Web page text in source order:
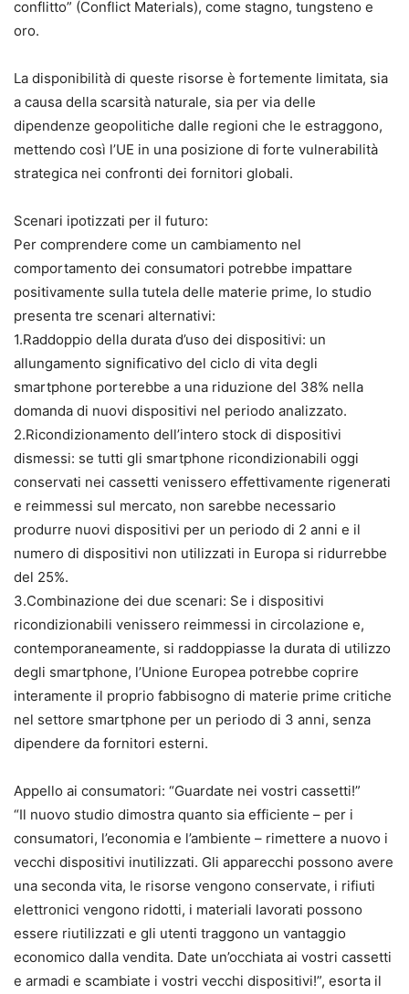
conflitto” (Conflict Materials), come stagno, tungsteno e
oro.
La disponibilità di queste risorse è fortemente limitata, sia
a causa della scarsità naturale, sia per via delle
dipendenze geopolitiche dalle regioni che le estraggono,
mettendo così l’UE in una posizione di forte vulnerabilità
strategica nei confronti dei fornitori globali.
Scenari ipotizzati per il futuro:
Per comprendere come un cambiamento nel
comportamento dei consumatori potrebbe impattare
positivamente sulla tutela delle materie prime, lo studio
presenta tre scenari alternativi:
1.Raddoppio della durata d’uso dei dispositivi: un
allungamento significativo del ciclo di vita degli
smartphone porterebbe a una riduzione del 38% nella
domanda di nuovi dispositivi nel periodo analizzato.
2.Ricondizionamento dell’intero stock di dispositivi
dismessi: se tutti gli smartphone ricondizionabili oggi
conservati nei cassetti venissero effettivamente rigenerati
e reimmessi sul mercato, non sarebbe necessario
produrre nuovi dispositivi per un periodo di 2 anni e il
numero di dispositivi non utilizzati in Europa si ridurrebbe
del 25%.
3.Combinazione dei due scenari: Se i dispositivi
ricondizionabili venissero reimmessi in circolazione e,
contemporaneamente, si raddoppiasse la durata di utilizzo
degli smartphone, l’Unione Europea potrebbe coprire
interamente il proprio fabbisogno di materie prime critiche
nel settore smartphone per un periodo di 3 anni, senza
dipendere da fornitori esterni.
Appello ai consumatori: “Guardate nei vostri cassetti!”
“Il nuovo studio dimostra quanto sia efficiente – per i
consumatori, l’economia e l’ambiente – rimettere a nuovo i
vecchi dispositivi inutilizzati. Gli apparecchi possono avere
una seconda vita, le risorse vengono conservate, i rifiuti
elettronici vengono ridotti, i materiali lavorati possono
essere riutilizzati e gli utenti traggono un vantaggio
economico dalla vendita. Date un’occhiata ai vostri cassetti
e armadi e scambiate i vostri vecchi dispositivi!”, esorta il